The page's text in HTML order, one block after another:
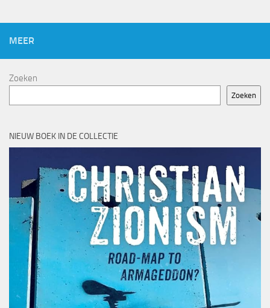
MEER
Zoeken
Zoeken
NIEUW BOEK IN DE COLLECTIE